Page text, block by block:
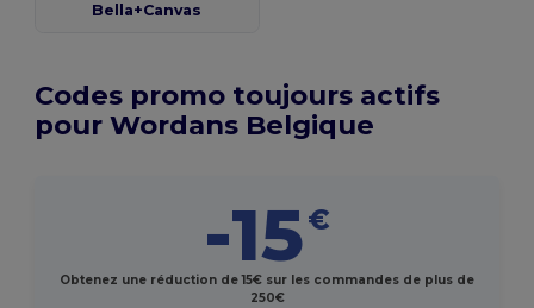
Bella+Canvas
Codes promo toujours actifs
pour Wordans Belgique
-15€
Obtenez une réduction de 15€ sur les commandes de plus de
250€